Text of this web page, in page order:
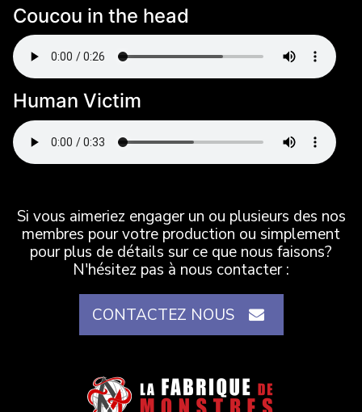
Coucou in the head
Human Victim
Si vous aimeriez engager un ou plusieurs des nos
membres pour votre production ou simplement
pour plus de détails sur ce que nous faisons?
N'hésitez pas à nous contacter :
CONTACTEZ NOUS